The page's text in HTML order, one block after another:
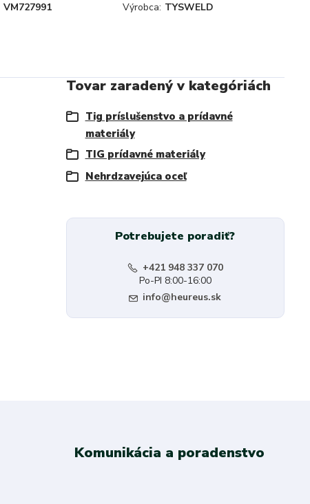
VM727991 Výrobca: TYSWELD
Tovar zaradený v kategóriách
Tig príslušenstvo a prídavné
materiály
TIG prídavné materiály
Nehrdzavejúca oceľ
Potrebujete poradiť?
+421 948 337 070
Po-PI 8:00-16:00
info@heureus.sk
Komunikácia a poradenstvo